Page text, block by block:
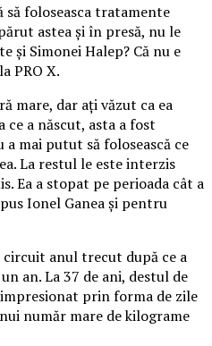
să foloseasca tratamente
astea şi în presă, nu le
şi Simonei Halep? Că nu e
PRO X.
mare, dar aţi văzut ca ea
ce a născut, asta a fost
mai putut să folosească ce
La restul le este interzis
Ea a stopat pe perioada cât a
Ionel Ganea şi pentru
anul trecut după ce a
an. La 37 de ani, destul de
prin forma de zile
număr mare de kilograme